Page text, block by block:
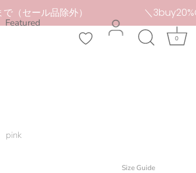
ール品除外） ＼3buy20%OFF／
Featured
0
pink
Size Guide